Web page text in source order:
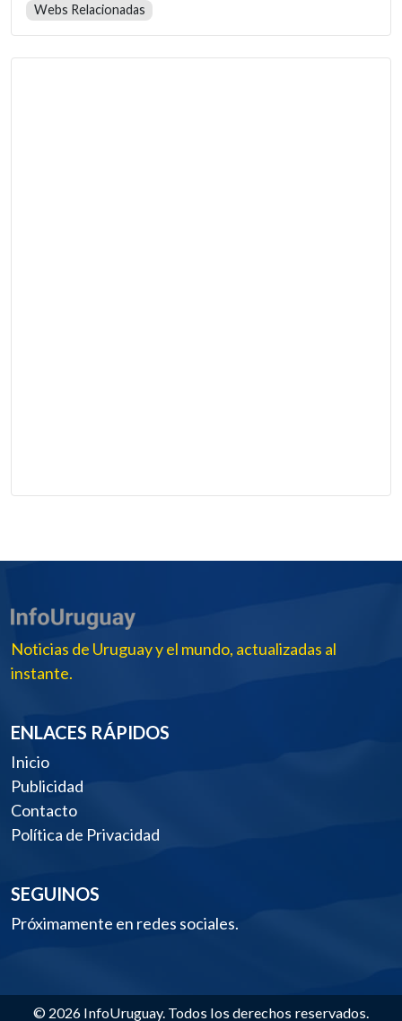
Webs Relacionadas
Noticias de Uruguay y el mundo, actualizadas al
instante.
ENLACES RÁPIDOS
Inicio
Publicidad
Contacto
Política de Privacidad
SEGUINOS
Próximamente en redes sociales.
© 2026 InfoUruguay. Todos los derechos reservados.